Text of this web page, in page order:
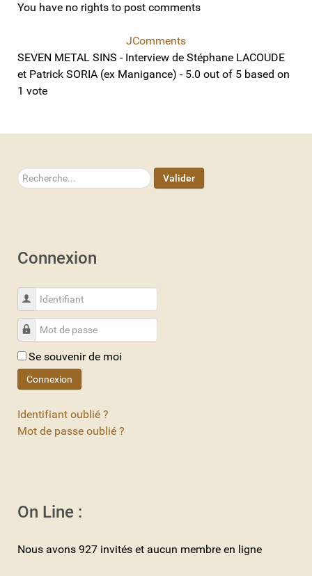
You have no rights to post comments
JComments
SEVEN METAL SINS - Interview de Stéphane LACOUDE
et Patrick SORIA (ex Manigance) - 5.0 out of 5 based on
1 vote
Rechercher Valider
Connexion
Identifiant
Mot de passe
Se souvenir de moi
Connexion
Identifiant oublié ?
Mot de passe oublié ?
On Line :
Nous avons 927 invités et aucun membre en ligne